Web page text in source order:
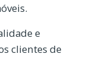
e
clientes de